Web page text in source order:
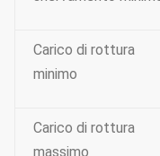
Carico di rottura
minimo
Carico di rottura
massimo